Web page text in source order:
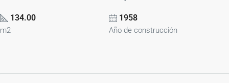
134.00
m2
1958
Año de construcción